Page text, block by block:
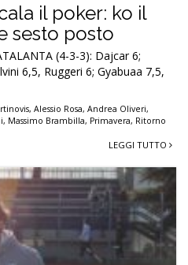
il poker: ko il
sesto posto
(4-3-3): Dajcar 6;
6,5, Ruggeri 6; Gyabuaa 7,5,
, Alessio Rosa, Andrea Oliveri,
, Massimo Brambilla, Primavera, Ritorno
LEGGI TUTTO